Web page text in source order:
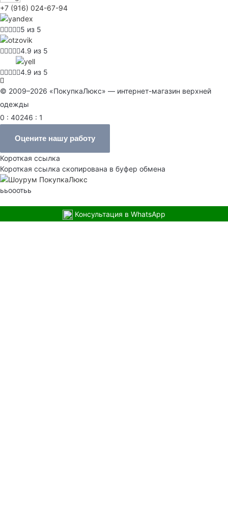
+7 (916) 024-67-94
5 из 5
4.9 из 5
4.9 из 5
© 2009–2026 «ПокупкаЛюкс» — интернет-магазин верхней
одежды
0 : 40246 : 1
Оцените нашу работу
Короткая ссылка
Короткая ссылка скопирована в буфер обмена
ььооотьь
Консультация в WhatsApp